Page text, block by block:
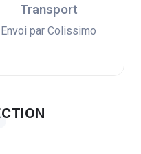
Transport
Envoi par Colissimo